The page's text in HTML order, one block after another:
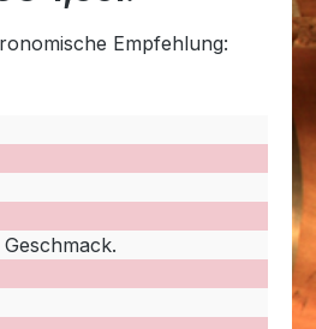
Empfehlung: